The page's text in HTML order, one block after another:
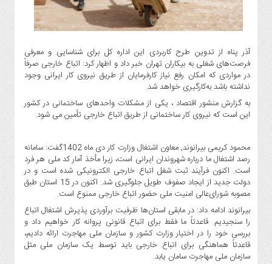
صنعت
و
خودرو
استارت
آپ
و
فن
آوری
،
بیمه
و
ارز
دیجیتال
کشاورزی
و
صنایع
غذایی
آذر پناه از تدوین طرح کاربردی این اداره کل برای شناسایی و معرفی
فرصت‌های شغلی به بیکاران تهران خبر داد و اظهار کرد: اتباع خارجی صرفاً
در مواردی که امکان رفع نیاز کارفرمایان از طریق نیروی کار ایرانی وجود
نداشته باشد به‌کارگیری خواهد شد.
به گزارش منشور اقتصاد ، یکی از مشکلات واحدهای ساختمانی در کشور
این است که نیروی کار ساختمانی از طریق اتباع خارجی تأمین می شود.
محمود کریمی بیرانوند,‌ معاون اشتغال وزارت کار دی ماه 1402گفت: سامانه
رصد اشتغال ما درباره شهروندان ایرانی است، زیرا مأخذ آمار کد ملی هر فرد
است. اکنون فرآیند ثبت شغل اتباع خارجی الکترونیکی شده است و در
دولت جدید از ایجاد صفوف طویل جلوگیری شد. اکنون در 15 استان طبق
مصوبه شورای‌عالی امنیت ملی حضور اتباع خارجی ممنوع است.
بیرانوند ادامه داد: در مابقی استان‌ها ظرفیت برآوردی پذیرش اشتغال اتباع
را سنجیدیم. قاعدتاً ما فقط برای اتباع قانونی پروانه کار خواهیم داد و
بررسی خود را در اختیار وزارت کشور و سازمان ملی مهاجرت ارائه دادیم،
قاعدتاً هماهنگی برای اتباع خارجی باید توسط یک سازمان ملی مثل
سازمان ملی مهاجرت سامان یابد.